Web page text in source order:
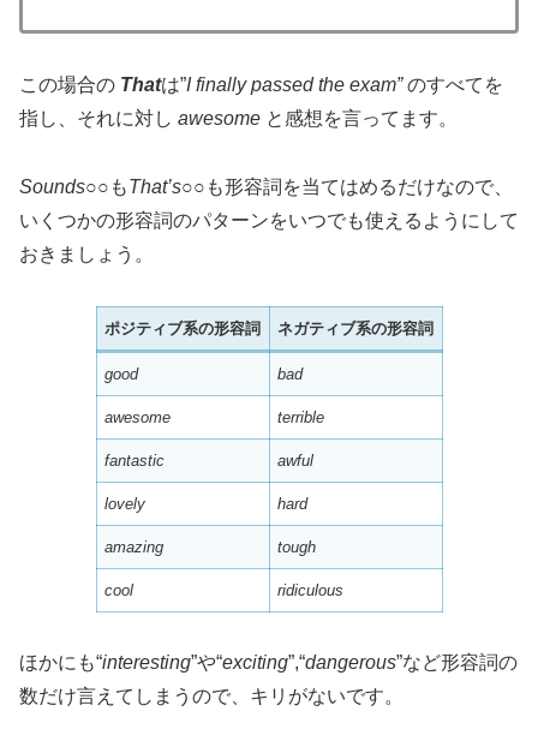
この場合の Thatは”I finally passed the exam”のすべてを
指し、それに対し awesome と感想を言ってます。
Sounds○○もThat’s○○も形容詞を当てはめるだけなので、
いくつかの形容詞のパターンをいつでも使えるようにして
おきましょう。
ポジティブ系の形容詞 ネガティブ系の形容詞
good bad
awesome terrible
fantastic awful
lovely hard
amazing tough
cool ridiculous
ほかにも“interesting”や“exciting”,“dangerous”など形容詞の
数だけ言えてしまうので、キリがないです。